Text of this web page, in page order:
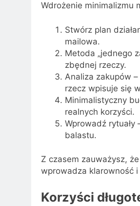
Wdrożenie minimalizmu
Stwórz plan
mailowa.
Metoda „jednego
zbędnej rzeczy.
Analiza zakupów
rzecz wpisuje się
Minimalistyczny
realnych korzyści.
Wprowadź
balastu.
Z czasem zauważysz, że
wprowadza klarowność
Korzyści